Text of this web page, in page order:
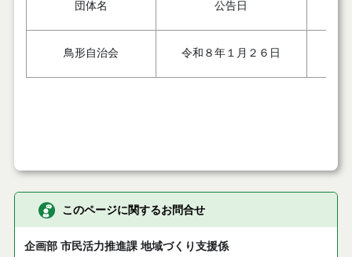
団体名 公告日
鳥形自治会 令和８年１月２６日
このページに関するお問合せ
企画部 市民活力推進課 地域づくり支援係